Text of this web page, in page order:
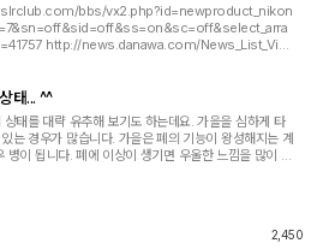
bbs/vx2.php?id=newproduct_nikon
http://news.danawa.com/News_List_Vie
태... ^^
태를 대략 유추해 보기도 하는데요. 가을을 심하게 타
는 경우가 많습니다. 가을은 폐의 기능이 왕성해지는 계
이 됩니다. 폐에 이상이 생기면 우울한 느낌을 많이 갖
2,450